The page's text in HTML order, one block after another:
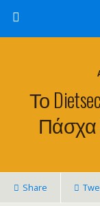
Το
Πάσχα
Share